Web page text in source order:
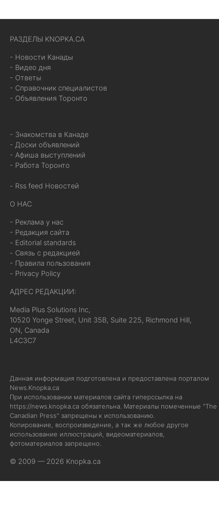
РАЗДЕЛЫ KNOPKA.CA
- Новости Канады
- Видео дня
- Ответы
- Справочник специалистов
- Объявления Торонто
- Знакомства в Канаде
- Доски объявлений
- Афиша выступлений
- Работа Торонто
- Rss feed Новостей
О НАС
- Реклама у нас
- Редакция сайта
- Editorial standards
- Связь с редакцией
- Правила пользования
- Privacy Policy
АДРЕС РЕДАКЦИИ:
Media Plus Solutions Inc,
10520 Yonge Street, Unit 35B, Suite 225, Richmond Hill,
ON, Canada
L4C3C7
Данная информация подготовлена и предоставлена порталом
News.Knopka.ca
При использовании материалов сайта гиперссылка на
https://news.knopka.ca обязательна. Материалы помеченные "The
Canadian Press" запрещены к использованию.
Копирование, воспроизведение, а так же любое другое
использование иллюстраций, видеоматериалов,
фотоматериалов запрещено.
© 2009 — 2026 Knopka.ca